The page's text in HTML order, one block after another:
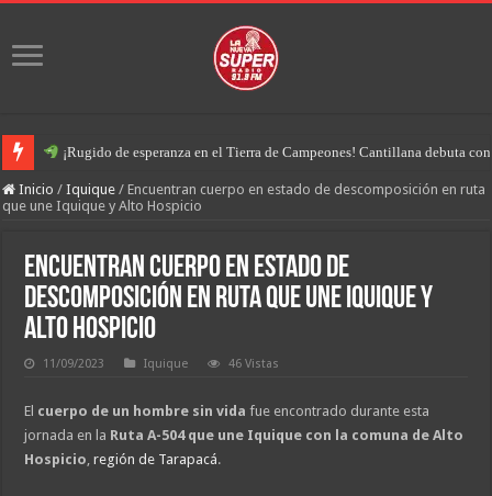
¡Rugido de esperanza en el Tierra de Campeones! Cantillana debuta
Inicio / Iquique / Encuentran cuerpo en estado de descomposición en ruta
que une Iquique y Alto Hospicio
Encuentran cuerpo en estado de
descomposición en ruta que une Iquique y
Alto Hospicio
11/09/2023 Iquique 46 Vistas
El cuerpo de un hombre sin vida fue encontrado durante esta
jornada en la Ruta A-504 que une Iquique con la comuna de Alto
Hospicio,región de Tarapacá.